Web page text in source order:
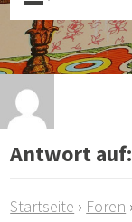
Antwort
Startseite › Foren ›